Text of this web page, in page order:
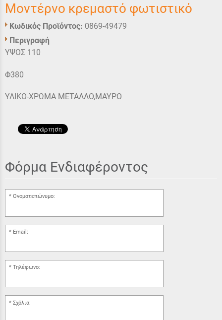
Μοντέρνο κρεμαστό φωτιστικό
Κωδικός Προϊόντος: 0869-49479
Περιγραφή
ΥΨΟΣ 110
Φ380
ΥΛΙΚΟ-ΧΡΩΜΑ ΜΕΤΑΛΛΟ,ΜΑΥΡΟ
Φόρμα Ενδιαφέροντος
Ονοματεπώνυμο:
Email:
Τηλέφωνο:
Σχόλια: